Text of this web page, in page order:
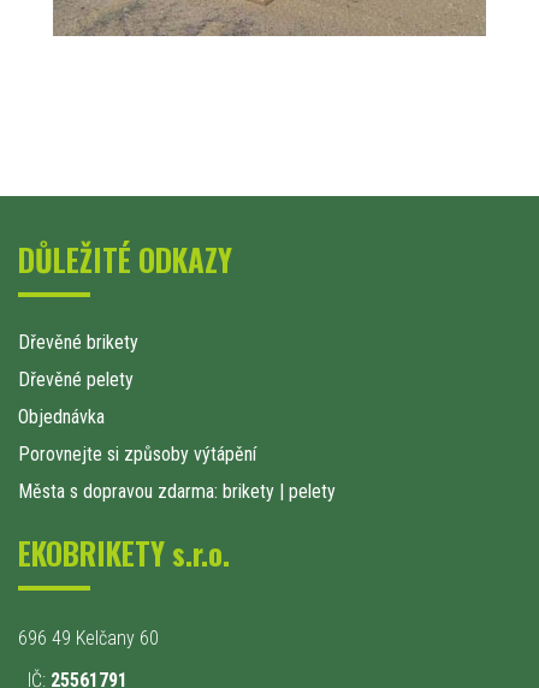
DŮLEŽITÉ ODKAZY
Dřevěné brikety
Dřevěné pelety
Objednávka
Porovnejte si způsoby výtápění
Města s dopravou zdarma: brikety | pelety
EKOBRIKETY s.r.o.
696 49 Kelčany 60
IČ: 25561791